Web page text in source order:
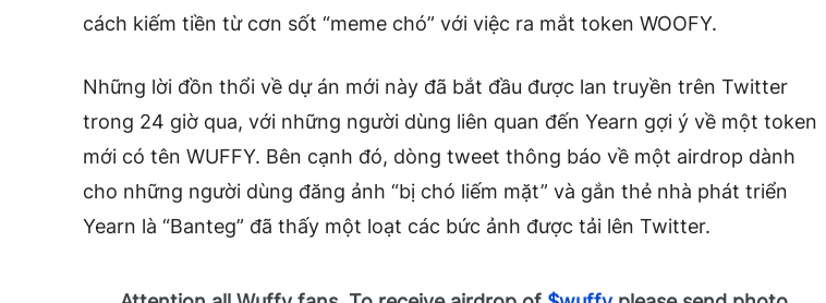
cách kiếm tiền từ cơn sốt “meme chó” với việc ra mắt token WOOFY.
Những lời đồn thổi về dự án mới này đã bắt đầu được lan truyền trên Twitter
trong 24 giờ qua, với những người dùng liên quan đến Yearn gợi ý về một token
mới có tên WUFFY. Bên cạnh đó, dòng tweet thông báo về một airdrop dành
cho những người dùng đăng ảnh “bị chó liếm mặt” và gắn thẻ nhà phát triển
Yearn là “Banteg” đã thấy một loạt các bức ảnh được tải lên Twitter.